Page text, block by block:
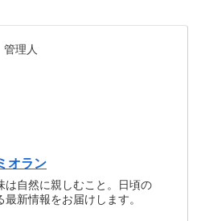
管理人
オラン
は自然に親しむこと。日頃の
新情報をお届けします。